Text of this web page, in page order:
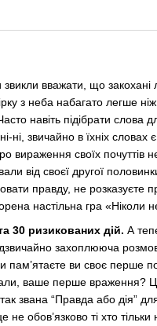
вважати, що закохані
з неба набагато легше ніж
навіть підібрати слова
звичайно в їхніх словах
вираження своїх почуттів
від своєї другої
правду, не розказуєте
настільна гра «Ніколи
30 ризикованих дій. А
захоплююча
пам’ятаєте ви своє перше
ваше перше враження?
звана “Правда або дія”
обов’язково ті хто